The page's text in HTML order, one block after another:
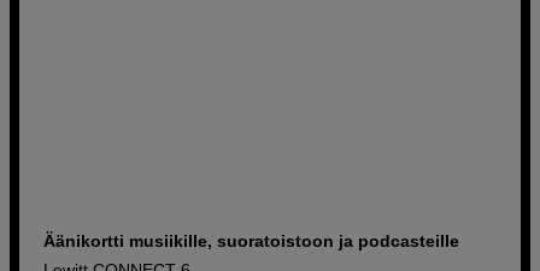
Äänikortti musiikille, suoratoistoon ja podcasteille